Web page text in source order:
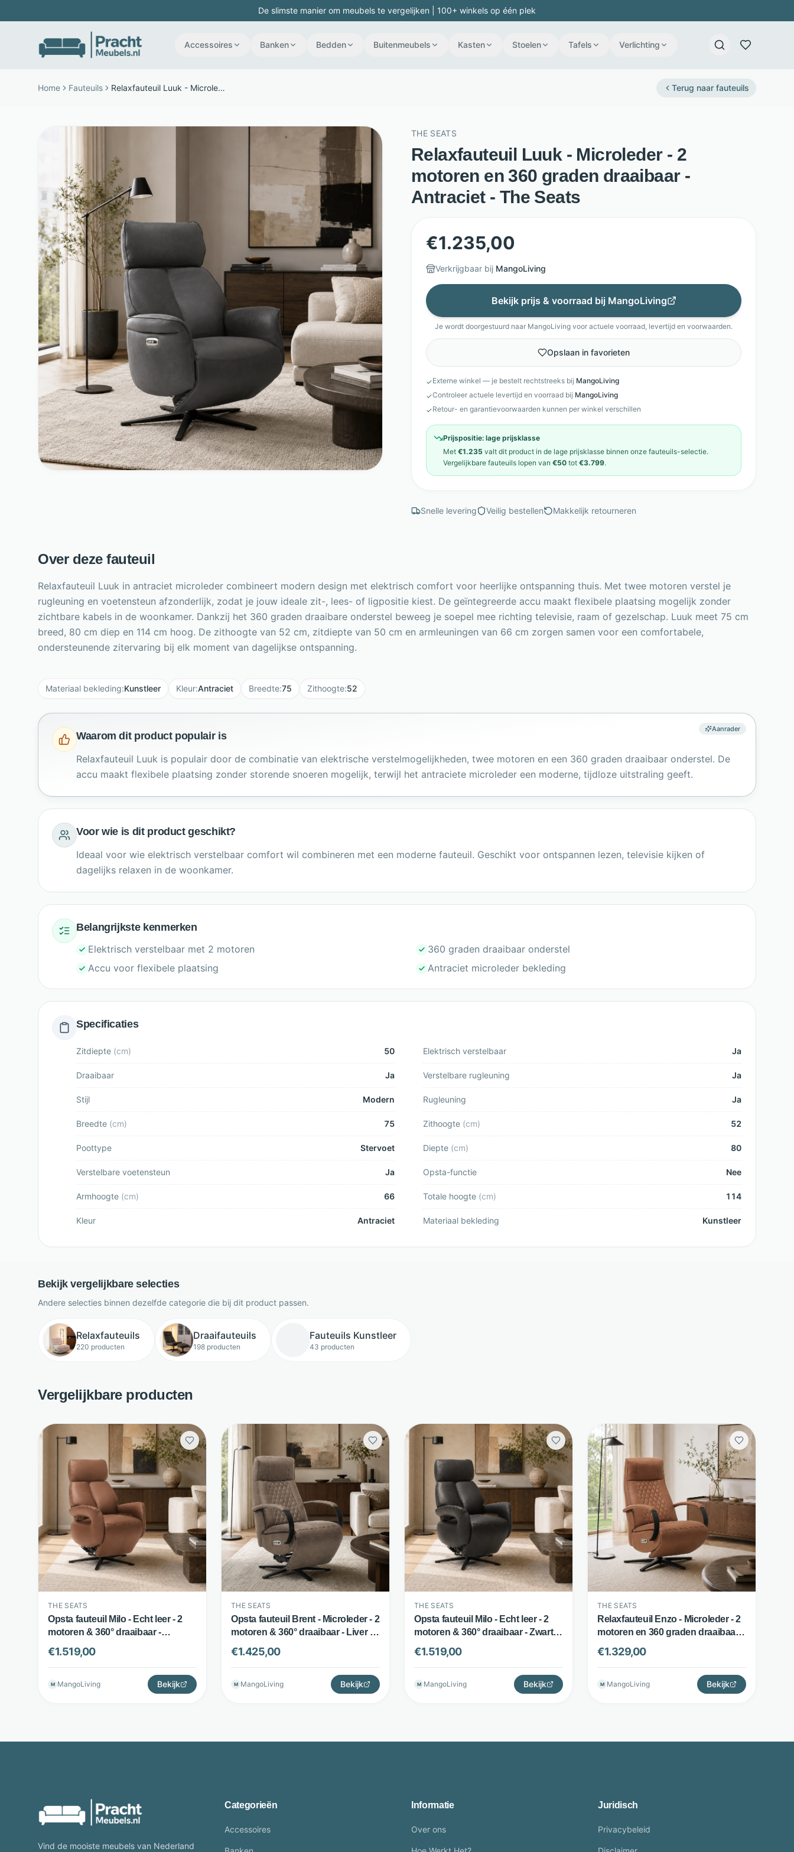
De slimste manier om meubels te vergelijken | 100+ winkels op één plek
Accessoires Banken Bedden Buitenmeubels Kasten Stoelen Tafels Verlichting
Home Fauteuils Relaxfauteuil Luuk - Microleder - 2 motoren en 360 graden draaibaar - Antraciet - The Seats Terug naar fauteuils
THE SEATS
Relaxfauteuil Luuk - Microleder - 2
motoren en 360 graden draaibaar -
Antraciet - The Seats
€1.235,00
Verkrijgbaar bij MangoLiving
Bekijk prijs & voorraad bij MangoLiving
Je wordt doorgestuurd naar MangoLiving voor actuele voorraad, levertijd en voorwaarden.
Opslaan in favorieten
✓Externe winkel — je bestelt rechtstreeks bij MangoLiving
✓Controleer actuele levertijd en voorraad bij MangoLiving
✓Retour- en garantievoorwaarden kunnen per winkel verschillen
Prijspositie: lage prijsklasse
Met €1.235 valt dit product in de lage prijsklasse binnen onze fauteuils-selectie.
Vergelijkbare fauteuils lopen van €50 tot €3.799.
Snelle levering Veilig bestellen Makkelijk retourneren
Over deze fauteuil
Relaxfauteuil Luuk in antraciet microleder combineert modern design met elektrisch comfort voor heerlijke ontspanning thuis. Met twee motoren verstel je
rugleuning en voetensteun afzonderlijk, zodat je jouw ideale zit-, lees- of ligpositie kiest. De geïntegreerde accu maakt flexibele plaatsing mogelijk zonder
zichtbare kabels in de woonkamer. Dankzij het 360 graden draaibare onderstel beweeg je soepel mee richting televisie, raam of gezelschap. Luuk meet 75 cm
breed, 80 cm diep en 114 cm hoog. De zithoogte van 52 cm, zitdiepte van 50 cm en armleuningen van 66 cm zorgen samen voor een comfortabele,
ondersteunende zitervaring bij elk moment van dagelijkse ontspanning.
Materiaal bekleding:Kunstleer Kleur:Antraciet Breedte:75 Zithoogte:52
Aanrader
Waarom dit product populair is
Relaxfauteuil Luuk is populair door de combinatie van elektrische verstelmogelijkheden, twee motoren en een 360 graden draaibaar onderstel. De
accu maakt flexibele plaatsing zonder storende snoeren mogelijk, terwijl het antraciete microleder een moderne, tijdloze uitstraling geeft.
Voor wie is dit product geschikt?
Ideaal voor wie elektrisch verstelbaar comfort wil combineren met een moderne fauteuil. Geschikt voor ontspannen lezen, televisie kijken of
dagelijks relaxen in de woonkamer.
Belangrijkste kenmerken
Elektrisch verstelbaar met 2 motoren
360 graden draaibaar onderstel
Accu voor flexibele plaatsing
Antraciet microleder bekleding
Specificaties
Zitdiepte (cm) 50 Elektrisch verstelbaar Ja
Draaibaar Ja Verstelbare rugleuning Ja
Stijl Modern Rugleuning Ja
Breedte (cm) 75 Zithoogte (cm) 52
Poottype Stervoet Diepte (cm) 80
Verstelbare voetensteun Ja Opsta-functie Nee
Armhoogte (cm) 66 Totale hoogte (cm) 114
Kleur Antraciet Materiaal bekleding Kunstleer
Bekijk vergelijkbare selecties
Andere selecties binnen dezelfde categorie die bij dit product passen.
Relaxfauteuils
220 producten
Draaifauteuils
198 producten
Fauteuils Kunstleer
43 producten
Vergelijkbare producten
THE SEATS
Opsta fauteuil Milo - Echt leer - 2
motoren & 360° draaibaar -
Cognac - The Seats
€1.519,00
M MangoLiving Bekijk
THE SEATS
Opsta fauteuil Brent - Microleder - 2
motoren & 360° draaibaar - Liver -
The Seats
€1.425,00
M MangoLiving Bekijk
THE SEATS
Opsta fauteuil Milo - Echt leer - 2
motoren & 360° draaibaar - Zwart -
The Seats
€1.519,00
M MangoLiving Bekijk
THE SEATS
Relaxfauteuil Enzo - Microleder - 2
motoren en 360 graden draaibaar -
Cognac - The Seats
€1.329,00
M MangoLiving Bekijk
Vind de mooiste meubels van Nederland
Categorieën
Accessoires
Informatie
Over ons
Juridisch
Privacybeleid